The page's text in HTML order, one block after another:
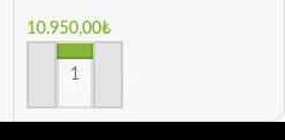
10.950,00₺